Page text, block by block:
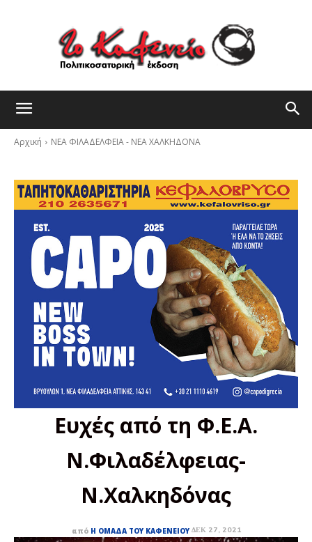
Αρχική ΝΕΑ ΦΙΛΑΔΕΛΦΕΙΑ - ΝΕΑ ΧΑΛΚΗΔΟΝΑ
Ευχές από τη Φ.Ε.Α.
Ν.Φιλαδέλφειας-
Ν.Χαλκηδόνας
από Η ΟΜΆΔΑ ΤΟΥ ΚΑΦΕΝΕΊΟΥ ΔΕΚ 27, 2021